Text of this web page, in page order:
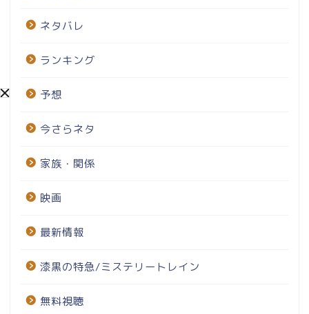
ネタバレ
ランキング
予想
今さらネタ
家族・関係
映画
最新情報
漆黒の特急/ミステリートレイン
無料視聴